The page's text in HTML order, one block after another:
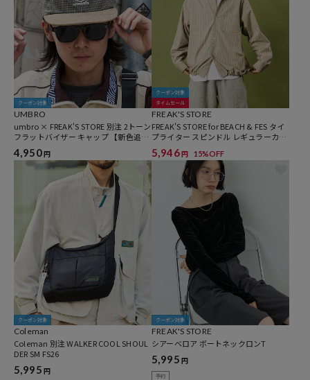
クーポン対象
UMBRO
umbro × FREAK'S STORE 別注 2トーン
フラットバイザー キャップ 【新色追
加】
4,950円
クーポン対象
タイムセール
FREAK'S STORE
FREAK'S STORE for BEACH & FES タイ
プライター スピンドル レギュラーカラ
ーシャツ
5,946円 15%OFF
クーポン対象
Coleman
Coleman 別注 WALKER COOL SHOUL
DER SM FS26
5,995 円
クーポン対象
FREAK'S STORE
シアーベロア ボートネックロンT
5,995 円
予約